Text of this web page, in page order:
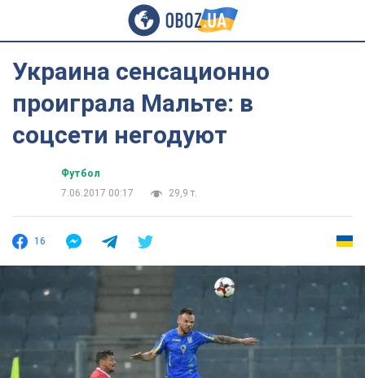
Украина сенсационно
проиграла Мальте: в
соцсети негодуют
Футбол
7.06.2017 00:17
29,9 т.
16